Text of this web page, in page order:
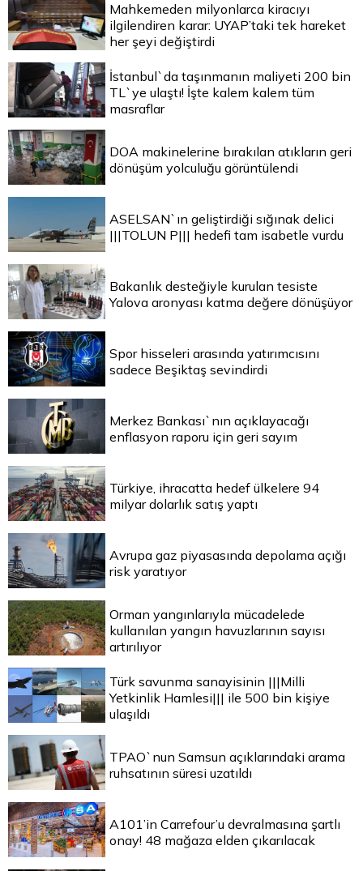
Mahkemeden milyonlarca kiracıyı
ilgilendiren karar: UYAP’taki tek hareket
her şeyi değiştirdi
İstanbul`da taşınmanın maliyeti 200 bin
TL`ye ulaştı! İşte kalem kalem tüm
masraflar
DOA makinelerine bırakılan atıkların geri
dönüşüm yolculuğu görüntülendi
ASELSAN`ın geliştirdiği sığınak delici
|||TOLUN P||| hedefi tam isabetle vurdu
Bakanlık desteğiyle kurulan tesiste
Yalova aronyası katma değere dönüşüyor
Spor hisseleri arasında yatırımcısını
sadece Beşiktaş sevindirdi
Merkez Bankası`nın açıklayacağı
enflasyon raporu için geri sayım
Türkiye, ihracatta hedef ülkelere 94
milyar dolarlık satış yaptı
Avrupa gaz piyasasında depolama açığı
risk yaratıyor
Orman yangınlarıyla mücadelede
kullanılan yangın havuzlarının sayısı
artırılıyor
Türk savunma sanayisinin |||Milli
Yetkinlik Hamlesi||| ile 500 bin kişiye
ulaşıldı
TPAO`nun Samsun açıklarındaki arama
ruhsatının süresi uzatıldı
A101’in Carrefour’u devralmasına şartlı
onay! 48 mağaza elden çıkarılacak